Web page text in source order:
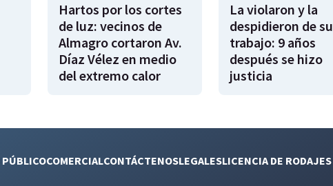
Hartos por los cortes
de luz: vecinos de
Almagro cortaron Av.
Díaz Vélez en medio
del extremo calor
La violaron y la
despidieron de su
trabajo: 9 años
después se hizo
justicia
PÚBLICOCOMERCIALCONTÁCTENOSLEGALESLICENCIA DE RODAJES